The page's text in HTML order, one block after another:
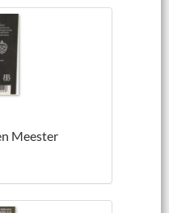
Meester